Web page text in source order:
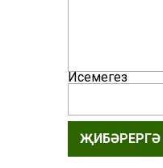
Исемегез
ҖИБӘРЕРГӘ